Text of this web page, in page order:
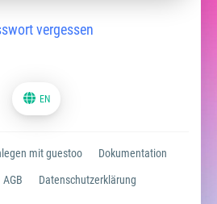
vergessen
EN
mit guestoo Dokumentation
AGB Datenschutzerklärung